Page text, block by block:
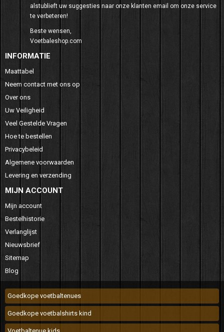
alstublieft uw suggesties naar onze klanten email om onze service
te verbeteren!
Beste wensen,
Voetbaleshop.com
INFORMATIE
Maattabel
Neem contact met ons op
Over ons
Uw Veiligheid
Veel Gestelde Vragen
Hoe te bestellen
Privacybeleid
Algemene voorwaarden
Levering en verzending
MIJN ACCOUNT
Mijn account
Bestelhistorie
Verlanglijst
Nieuwsbrief
Sitemap
Blog
Goedkope voetbaltenues
Goedkope voetbalshirts kind